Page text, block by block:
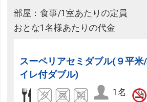
部屋：食事/1室あたりの定員
おとな1名様あたりの代金
スーペリアセミダブル(９平米
イレ付ダブル)
1名